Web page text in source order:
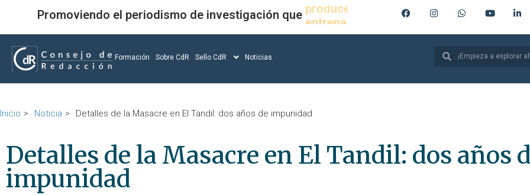
Promoviendo el periodismo de investigación que produce
Formación Sobre CdR Sello CdR Noticias
Inicio Noticia Detalles de la Masacre en El Tandil: dos años de impunidad
Detalles de la Masacre en El Tandil: dos años
impunidad